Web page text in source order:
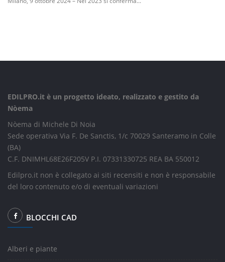
EDILPRO.it è un progetto ideato, realizzato e gestito da
Nòema
Nòema di Michele Di Noia
Sede operativa Via F. De Sanctis, 1/c 70029 Santeramo in Colle
(BA)
C.F. DNIMHL68E26F205V P.I. 07331330725 REA BA 550012
Edilpro.it non è collegato ai siti recensiti e non è responsabile
del loro contenuto e/o di eventuali variazioni
BLOCCHI CAD
Alberi e piante